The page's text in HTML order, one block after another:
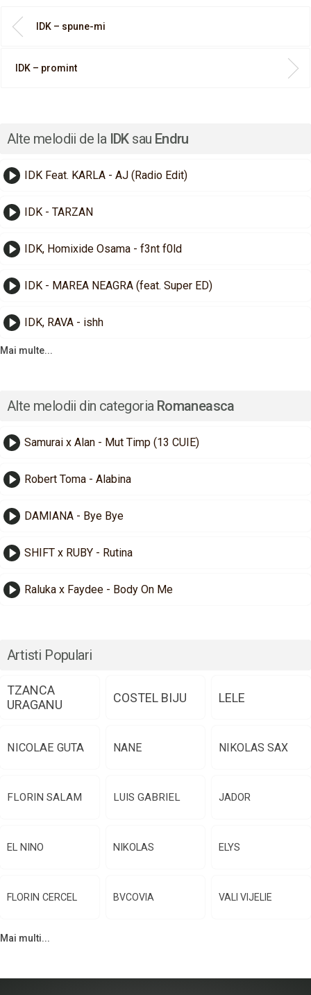
IDK – spune-mi
IDK – promint
Alte melodii de la IDKsau Endru
IDK Feat. KARLA - AJ (Radio Edit)
IDK - TARZAN
IDK, Homixide Osama - f3nt f0ld
IDK - MAREA NEAGRA (feat. Super ED)
IDK, RAVA - ishh
Mai multe...
Alte melodii din categoria Romaneasca
Samurai x Alan - Mut Timp (13 CUIE)
Robert Toma - Alabina
DAMIANA - Bye Bye
SHIFT x RUBY - Rutina
Raluka x Faydee - Body On Me
Artisti Populari
TZANCA
URAGANU
COSTEL BIJU LELE
NICOLAE GUTA NANE NIKOLAS SAX
FLORIN SALAM LUIS GABRIEL JADOR
EL NINO NIKOLAS ELYS
FLORIN CERCEL BVCOVIA VALI VIJELIE
Mai multi...